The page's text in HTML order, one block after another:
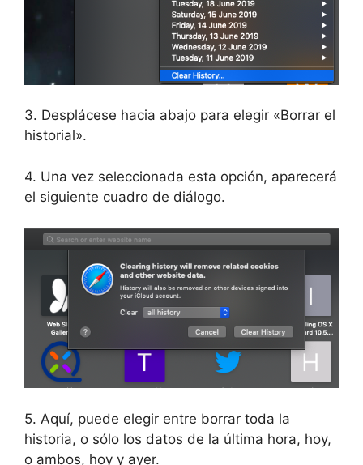
3. Desplácese hacia abajo para elegir «Borrar el
historial».
4. Una vez seleccionada esta opción, aparecerá
el siguiente cuadro de diálogo.
5. Aquí, puede elegir entre borrar toda la
historia, o sólo los datos de la última hora, hoy,
o ambos, hoy y ayer.